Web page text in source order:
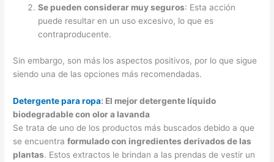
Se pueden considerar muy seguros: Esta acción
puede resultar en un uso excesivo, lo que es
contraproducente.
Sin embargo, son más los aspectos positivos, por lo que sigue
siendo una de las opciones más recomendadas.
Detergente para ropa: El mejor detergente líquido
biodegradable con olor a lavanda
Se trata de uno de los productos más buscados debido a que
se encuentraformulado con ingredientes derivados de las
plantas. Estos extractos le brindan a las prendas de vestir un